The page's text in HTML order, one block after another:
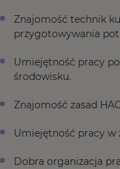
Znajomość technik
przygotowywania
Umiejętność pracy
środowisku.
Znajomość zasad
Umiejętność pracy w
Dobra organizacja